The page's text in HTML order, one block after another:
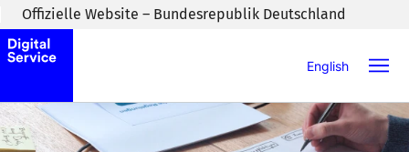
Zum Inhaltsbereich wechseln
Offizielle Website – Bundesrepublik Deutschland
English